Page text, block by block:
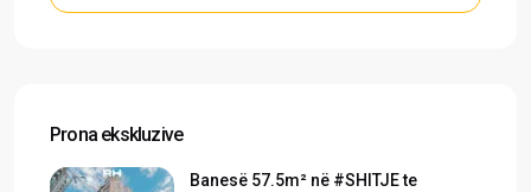
Prona ekskluzive
Banesë 57.5m² në #SHITJE te